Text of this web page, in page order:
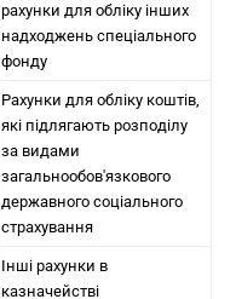
рахунки для обліку інших
надходжень спеціального
фонду
Рахунки для обліку коштів,
які підлягають розподілу
за видами
загальнообов'язкового
державного соціального
страхування
Інші рахунки в
казначействі